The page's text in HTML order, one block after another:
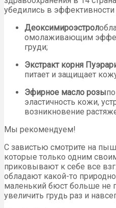
убедились в эффективности
Деоксимироэстрол
омолаживающим
груди;
Экстракт корня
питает и защищает
Эфирное масло розы
эластичность кожи,
возникновение
Мы рекомендуем!
С завистью смотрите на
которые только одним
приковывают к себе все
обладают какой-то
маленький бюст больше не
увеличить грудь раз и